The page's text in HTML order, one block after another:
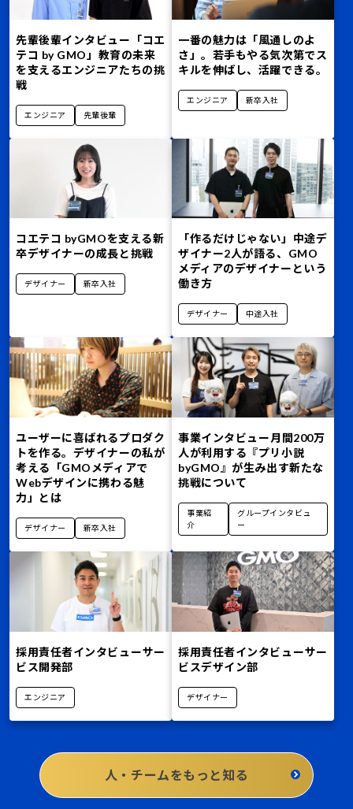
先輩後輩インタビュー――「コエ
テコ by GMO」教育の未来
を支えるエンジニアたちの挑
戦
エンジニア 先輩後輩
一番の魅力は「風通しのよ
さ」。若手もやる気次第でス
キルを伸ばし、活躍できる。
エンジニア 新卒入社
コエテコ byGMOを支える新
卒デザイナーの成長と挑戦
デザイナー 新卒入社
「作るだけじゃない」中途デ
ザイナー2人が語る、GMO
メディアのデザイナーという
働き方
デザイナー 中途入社
ユーザーに喜ばれるプロダク
トを作る。デザイナーの私が
考える「GMOメディアで
Webデザインに携わる魅
力」とは
デザイナー 新卒入社
事業インタビュー――月間200万
人が利用する『プリ小説
byGMO』が生み出す新たな
挑戦について
事業紹
介
グループインタビュ
ー
採用責任者インタビュー――サー
ビス開発部
エンジニア
採用責任者インタビュー――サー
ビスデザイン部
デザイナー
人・チームをもっと知る